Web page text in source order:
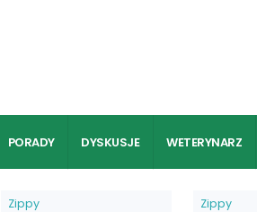
PORADY DYSKUSJE WETERYNARZ
Zippy Zippy